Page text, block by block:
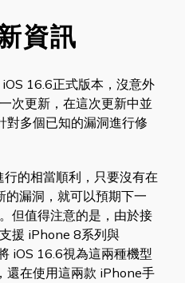
資訊
16.6正式版本，沒意外
次更新，在這次更新中並
對多個已知的漏洞進行修
的相當順利，只要沒有在
的漏洞，就可以預期下一
但值得注意的是，由於接
援 iPhone 8系列與
iOS 16.6視為這兩種機型
還在使用這兩款 iPhone手